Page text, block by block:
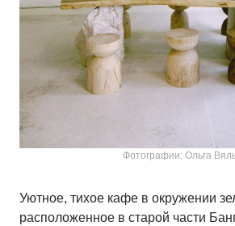
Фотографии: Ольга
Уютное, тихое кафе в окружении
расположенное в старой части